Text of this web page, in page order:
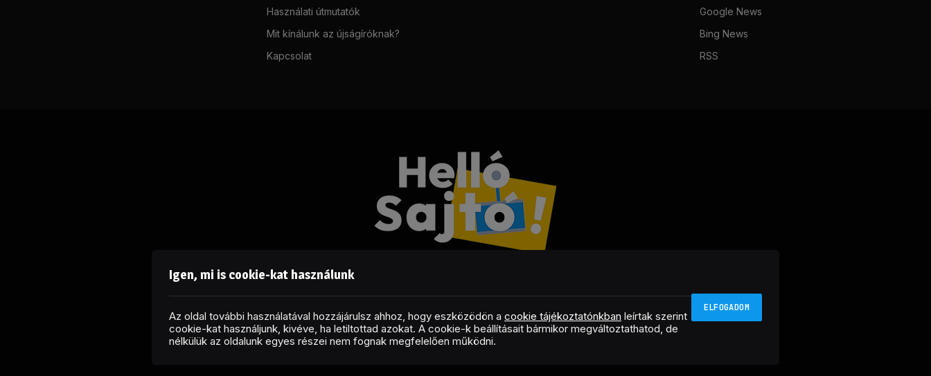
Használati útmutatók
Mit kínálunk az újságíróknak?
Kapcsolat
Google News
Bing News
RSS
FacebookLinkedInX
RSS
Copyright © 2026 Helló Sajtó! Üzleti Sajtószolgálat
Igen, mi is cookie-kat használunk
Az oldal további használatával hozzájárulsz ahhoz, hogy eszközödön acookie tájékoztatónkban leírtak szerint
cookie-kat használjunk, kivéve, ha letiltottad azokat. A cookie-k beállításait bármikor megváltoztathatod, de
nélkülük az oldalunk egyes részei nem fognak megfelelően működni.
ELFOGADOM